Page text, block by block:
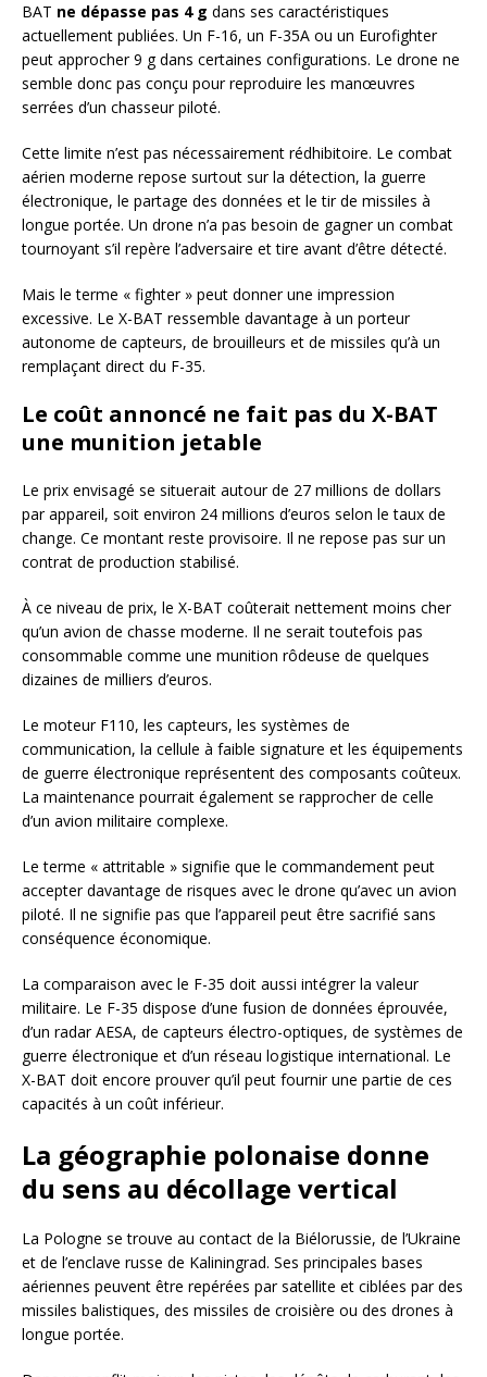
BAT ne dépasse pas 4 g dans ses caractéristiques
actuellement publiées. Un F-16, un F-35A ou un Eurofighter
peut approcher 9 g dans certaines configurations. Le drone ne
semble donc pas conçu pour reproduire les manœuvres
serrées d’un chasseur piloté.
Cette limite n’est pas nécessairement rédhibitoire. Le combat
aérien moderne repose surtout sur la détection, la guerre
électronique, le partage des données et le tir de missiles à
longue portée. Un drone n’a pas besoin de gagner un combat
tournoyant s’il repère l’adversaire et tire avant d’être détecté.
Mais le terme « fighter » peut donner une impression
excessive. Le X-BAT ressemble davantage à un porteur
autonome de capteurs, de brouilleurs et de missiles qu’à un
remplaçant direct du F-35.
Le coût annoncé ne fait pas du X-BAT
une munition jetable
Le prix envisagé se situerait autour de 27 millions de dollars
par appareil, soit environ 24 millions d’euros selon le taux de
change. Ce montant reste provisoire. Il ne repose pas sur un
contrat de production stabilisé.
À ce niveau de prix, le X-BAT coûterait nettement moins cher
qu’un avion de chasse moderne. Il ne serait toutefois pas
consommable comme une munition rôdeuse de quelques
dizaines de milliers d’euros.
Le moteur F110, les capteurs, les systèmes de
communication, la cellule à faible signature et les équipements
de guerre électronique représentent des composants coûteux.
La maintenance pourrait également se rapprocher de celle
d’un avion militaire complexe.
Le terme « attritable » signifie que le commandement peut
accepter davantage de risques avec le drone qu’avec un avion
piloté. Il ne signifie pas que l’appareil peut être sacrifié sans
conséquence économique.
La comparaison avec le F-35 doit aussi intégrer la valeur
militaire. Le F-35 dispose d’une fusion de données éprouvée,
d’un radar AESA, de capteurs électro-optiques, de systèmes de
guerre électronique et d’un réseau logistique international. Le
X-BAT doit encore prouver qu’il peut fournir une partie de ces
capacités à un coût inférieur.
La géographie polonaise donne
du sens au décollage vertical
La Pologne se trouve au contact de la Biélorussie, de l’Ukraine
et de l’enclave russe de Kaliningrad. Ses principales bases
aériennes peuvent être repérées par satellite et ciblées par des
missiles balistiques, des missiles de croisière ou des drones à
longue portée.